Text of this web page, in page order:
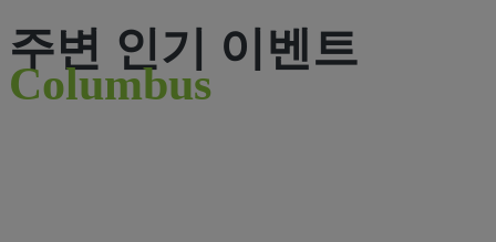
주변 인기 이벤트
Columbus